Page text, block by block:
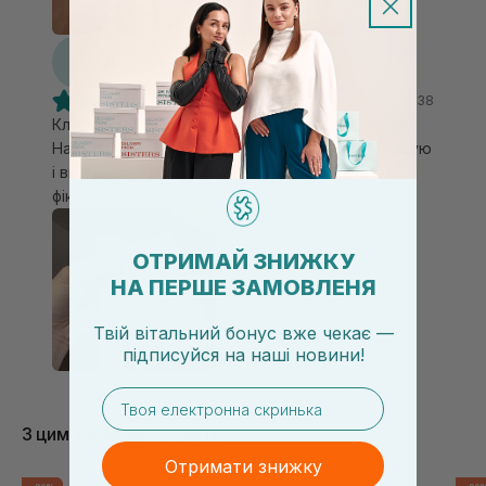
18.11.2023, 10:38
Класний мус!! нарешті у мене з'явився об'єм
Наношу на вологе волосся, потім гарно просушую
і вкладаю. Об'єм тримається 2 дні без додаткої
фіксації
З цим товаром купують
ОТРИМАЙ ЗНИЖКУ
НА ПЕРШЕ ЗАМОВЛЕНЯ
Твій вітальний бонус вже чекає —
підписуйся на наші новини!
email
Отримати знижку